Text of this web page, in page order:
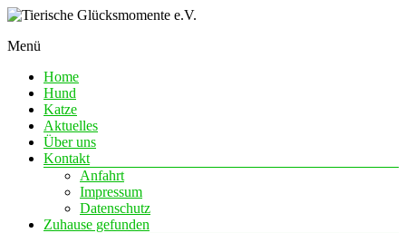
Skip
content
Glücksmomente
e.V.
Chance
Liebe
Menü
Home
Hund
Katze
Aktuelles
Über uns
Kontakt
Anfahrt
Impressum
Datenschutz
Zuhause gefunden